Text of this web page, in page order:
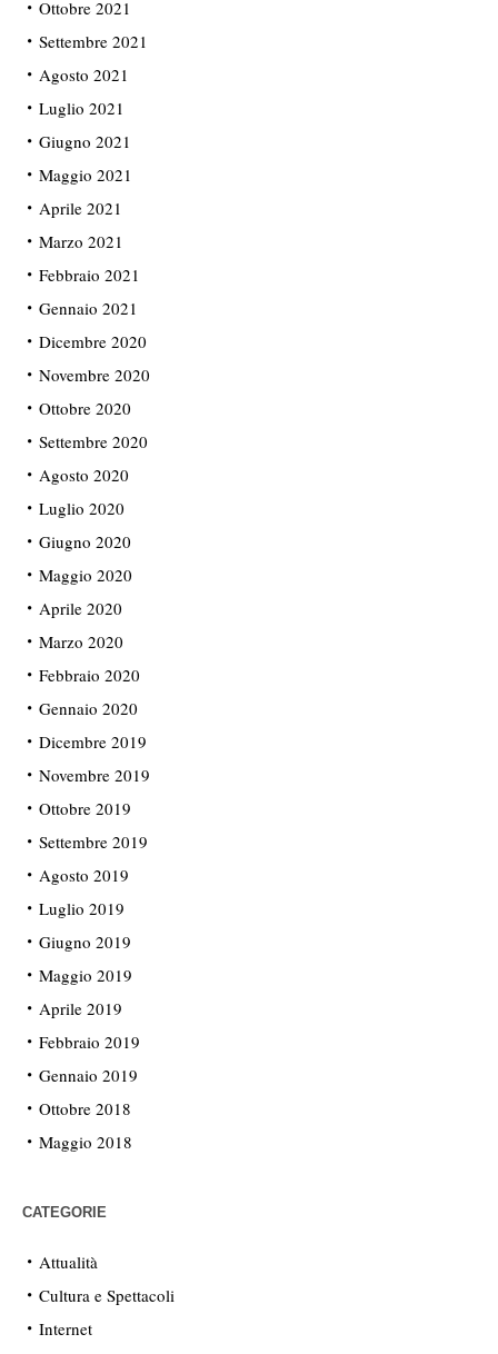
Ottobre 2021
Settembre 2021
Agosto 2021
Luglio 2021
Giugno 2021
Maggio 2021
Aprile 2021
Marzo 2021
Febbraio 2021
Gennaio 2021
Dicembre 2020
Novembre 2020
Ottobre 2020
Settembre 2020
Agosto 2020
Luglio 2020
Giugno 2020
Maggio 2020
Aprile 2020
Marzo 2020
Febbraio 2020
Gennaio 2020
Dicembre 2019
Novembre 2019
Ottobre 2019
Settembre 2019
Agosto 2019
Luglio 2019
Giugno 2019
Maggio 2019
Aprile 2019
Febbraio 2019
Gennaio 2019
Ottobre 2018
Maggio 2018
CATEGORIE
Attualità
Cultura e Spettacoli
Internet